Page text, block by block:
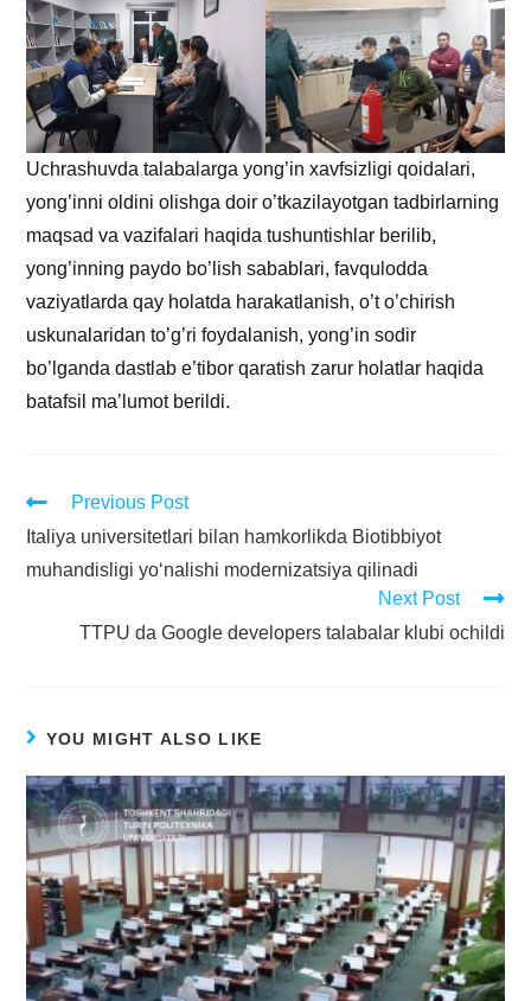
Uchrashuvda talabalarga yong’in xavfsizligi qoidalari,
yong’inni oldini olishga doir o’tkazilayotgan tadbirlarning
maqsad va vazifalari haqida tushuntishlar berilib,
yong’inning paydo bo’lish sabablari, favqulodda
vaziyatlarda qay holatda harakatlanish, o’t o’chirish
uskunalaridan to’g’ri foydalanish, yong’in sodir
bo’lganda dastlab e’tibor qaratish zarur holatlar haqida
batafsil ma’lumot berildi.
Previous Post
Italiya universitetlari bilan hamkorlikda Biotibbiyot
muhandisligi yo‘nalishi modernizatsiya qilinadi
Next Post
TTPU da Google developers talabalar klubi ochildi
YOU MIGHT ALSO LIKE